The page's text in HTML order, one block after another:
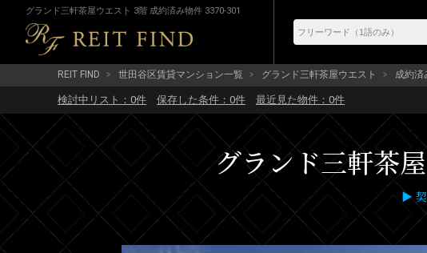
グランド三軒茶屋ウエスト 3階 成約済み物件 3370-301
REIT FIND 世田谷区賃貸マンション一覧 グランド三軒茶屋ウエスト 成約済
検討中リスト： 0件 保存した条件： 0件 最近見た物件： 0件
グランド三軒茶
▶ 契